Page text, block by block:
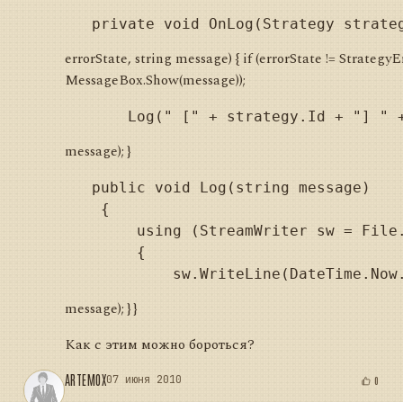
errorState, string message) { if (errorState !=
MessageBox.Show(message));
message); }
   public void Log(string message)
    {
using (StreamWriter sw =
        {
message); } }
Как с этим можно бороться?
ARTEMOX07 июня 2010 0